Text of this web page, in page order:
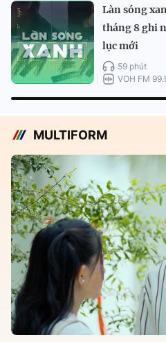
Làn sóng
tháng 8 ghi
lục mới
59 phút
VOH FM
MULTIFORM